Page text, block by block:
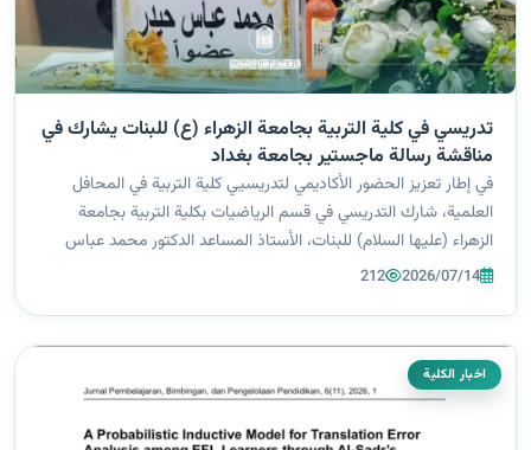
تدريسي في كلية التربية بجامعة الزهراء (ع) للبنات يشارك في
مناقشة رسالة ماجستير بجامعة بغداد
في إطار تعزيز الحضور الأكاديمي لتدريسيي كلية التربية في المحافل
العلمية، شارك التدريسي في قسم الرياضيات بكلية التربية بجامعة
الزهراء (عليها السلام) للبنات، الأستاذ المساعد الدكتور محمد عباس
حيدر، عضواً في لجنة مناقشة رسالة الماجستير المقدمة من الطالب
2026/07/14
212
اخبار الكلية